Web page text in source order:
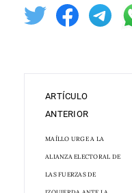
ARTÍCULO
ANTERIOR
MAÍLLO URGE A LA
ALIANZA ELECTORAL DE
LAS FUERZAS DE